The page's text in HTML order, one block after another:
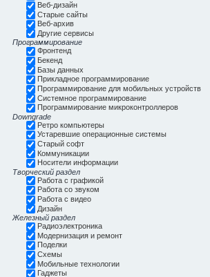
Веб-дизайн
Старые сайты
Веб-архив
Другие сервисы
Программирование
Фронтенд
Бекенд
Базы данных
Прикладное программирование
Программирование для мобильных устройств
Системное программирование
Программирование микроконтроллеров
Downgrade
Ретро компьютеры
Устаревшие операционные системы
Старый софт
Коммуникации
Носители информации
Творческий раздел
Работа с графикой
Работа со звуком
Работа с видео
Дизайн
Железный раздел
Радиоэлектроника
Модернизация и ремонт
Поделки
Схемы
Мобильные технологии
Гаджеты